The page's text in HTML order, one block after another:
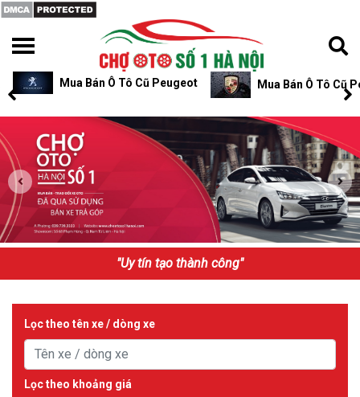
Mua Bán Ô Tô Cũ Peugeot Mua Bán Ô Tô Cũ
"Uy tín tạo thành công"
Lọc theo tên xe / dòng xe
Lọc theo khoảng giá